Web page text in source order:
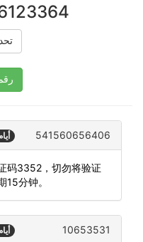
8 541560656406
码3352，切勿将验证
分钟。
8 10653531